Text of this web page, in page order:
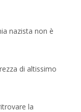
nazista non è
di altissimo
la